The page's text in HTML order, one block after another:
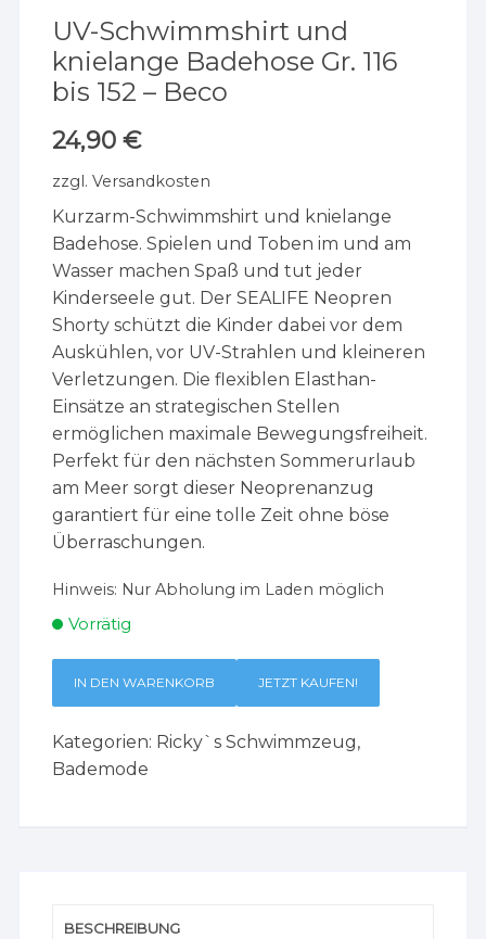
UV-Schwimmshirt und
knielange Badehose Gr. 116
bis 152 – Beco
24,90€
zzgl.Versandkosten
Kurzarm-Schwimmshirt und knielange
Badehose. Spielen und Toben im und am
Wasser machen Spaß und tut jeder
Kinderseele gut. Der SEALIFE Neopren
Shorty schützt die Kinder dabei vor dem
Auskühlen, vor UV-Strahlen und kleineren
Verletzungen. Die flexiblen Elasthan-
Einsätze an strategischen Stellen
ermöglichen maximale Bewegungsfreiheit.
Perfekt für den nächsten Sommerurlaub
am Meer sorgt dieser Neoprenanzug
garantiert für eine tolle Zeit ohne böse
Überraschungen.
Hinweis: Nur Abholung im Laden möglich
Vorrätig
IN DEN WARENKORB JETZT KAUFEN!
Kategorien: Ricky`s Schwimmzeug,
Bademode
BESCHREIBUNG